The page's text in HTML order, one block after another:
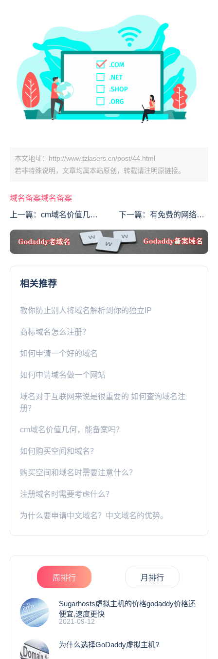
本文地址：http://www.tzlasers.cn/post/44.html
若非特殊说明，文章均属本站原创，转载请注明原链接。
域名备案域名备案
上一篇： cm域名价值几
下一篇：有免费的网络虚
主机有没有？
相关推荐
教你防止别人将域名解析到你的独立IP
商标域名怎么注册？
如何申请一个好的域名
如何申请域名做一个网站
域名对于互联网来说是很重要的 如何查询域名注
册？
cm域名价值几何，能备案吗？
如何购买空间和域名？
购买空间和域名时需要注意什么？
注册域名时需要考虑什么？
为什么要申请中文域名？中文域名的优势。
周排行 月排行
Sugarhosts虚拟主机的价格godaddy价格还
便宜,速度更快
2021-09-12
为什么选择GoDaddy虚拟主机?